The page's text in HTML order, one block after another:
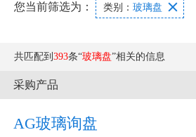
您当前筛选为： 类别： 玻璃盘 
共匹配到 393条“玻璃盘”相关的信息
采购产品
AG玻璃询盘